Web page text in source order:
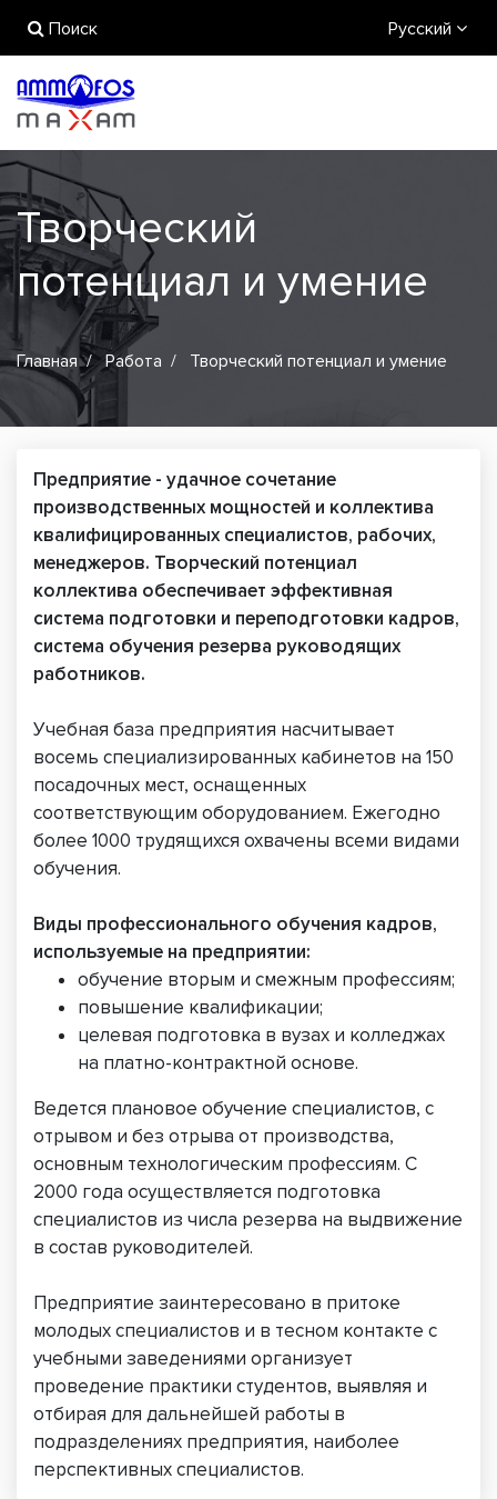
Поиск Русский
Творческий
потенциал и умение
Главная Работа Творческий потенциал и умение
Предприятие - удачное сочетание
производственных мощностей и коллектива
квалифицированных специалистов, рабочих,
менеджеров. Творческий потенциал
коллектива обеспечивает эффективная
система подготовки и переподготовки кадров,
система обучения резерва руководящих
работников.
Учебная база предприятия насчитывает
восемь специализированных кабинетов на 150
посадочных мест, оснащенных
соответствующим оборудованием. Ежегодно
более 1000 трудящихся охвачены всеми видами
обучения.
Виды профессионального обучения кадров,
используемые на предприятии:
обучение вторым и смежным профессиям;
повышение квалификации;
целевая подготовка в вузах и колледжах
на платно-контрактной основе.
Ведется плановое обучение специалистов, с
отрывом и без отрыва от производства,
основным технологическим профессиям. С
2000 года осуществляется подготовка
специалистов из числа резерва на выдвижение
в состав руководителей.
Предприятие заинтересовано в притоке
молодых специалистов и в тесном контакте с
учебными заведениями организует
проведение практики студентов, выявляя и
отбирая для дальнейшей работы в
подразделениях предприятия, наиболее
перспективных специалистов.